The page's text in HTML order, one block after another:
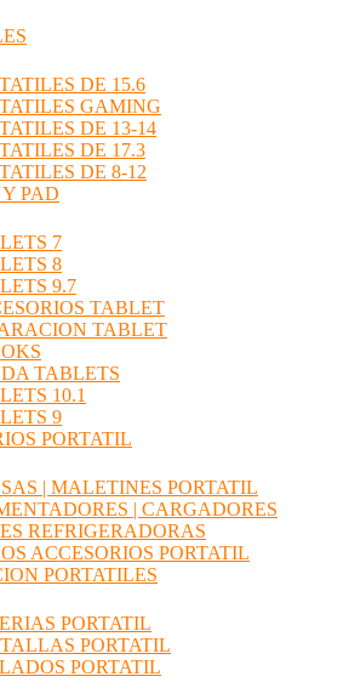
DE 15.6
GAMING
DE 13-14
DE 17.3
DE 8-12
PAD
7
8
9.7
TABLET
TABLET
TABLETS
10.1
9
PORTATIL
| MALETINES PORTATIL
| CARGADORES
REFRIGERADORAS
ACCESORIOS PORTATIL
PORTATILES
PORTATIL
PORTATIL
PORTATIL